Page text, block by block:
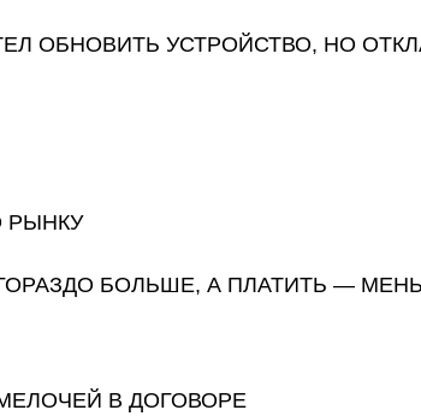
БОЛЬШЕ, А ПЛАТИТЬ — МЕНЬШЕ.
В ДОГОВОРЕ